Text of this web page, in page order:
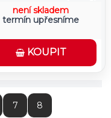
není skladem
termín upřesníme
KOUPIT
7 8